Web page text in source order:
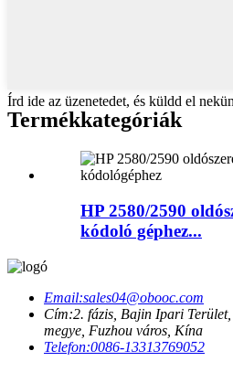
Írd ide az üzenetedet, és küldd el
Termékkategóriák
HP 2580/2590
kódoló géphez...
Email:sales04@obooc.com
Cím:2. fázis, Bajin Ipari
megye, Fuzhou város, Kína
Telefon:0086-13313769052